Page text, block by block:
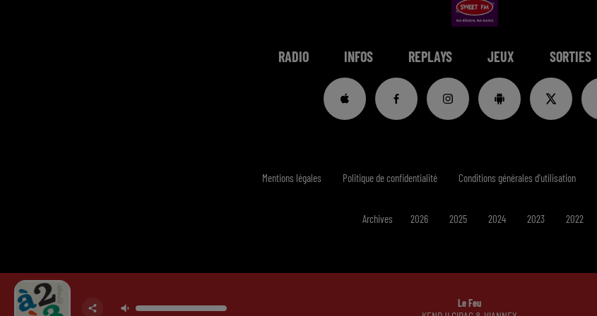
RADIO INFOS REPLAYS JEUX SORTIES
Le Feu
Mentions légales Politique de confidentialité Conditions générales d'utilisation
Archives 2026 2025 2024 2023 2022